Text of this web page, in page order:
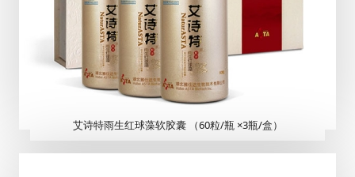
艾诗特雨生红球藻软胶囊 （60粒/瓶 ×3瓶/盒）